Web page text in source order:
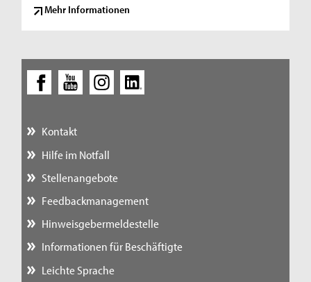
Mehr Informationen
Kontakt
Hilfe im Notfall
Stellenangebote
Feedbackmanagement
Hinweisgebermeldestelle
Informationen für Beschäftigte
Leichte Sprache